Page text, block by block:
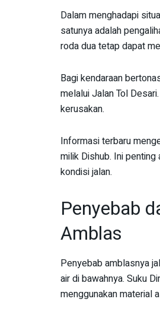
Dalam menghadapi
satunya adalah
roda dua tetap dapat
Bagi kendaraan
melalui Jalan Tol
kerusakan.
Informasi terbaru
milik Dishub. Ini
kondisi jalan.
Penyebab
Amblas
Penyebab amblasnya
air di bawahnya. Suku
menggunakan material